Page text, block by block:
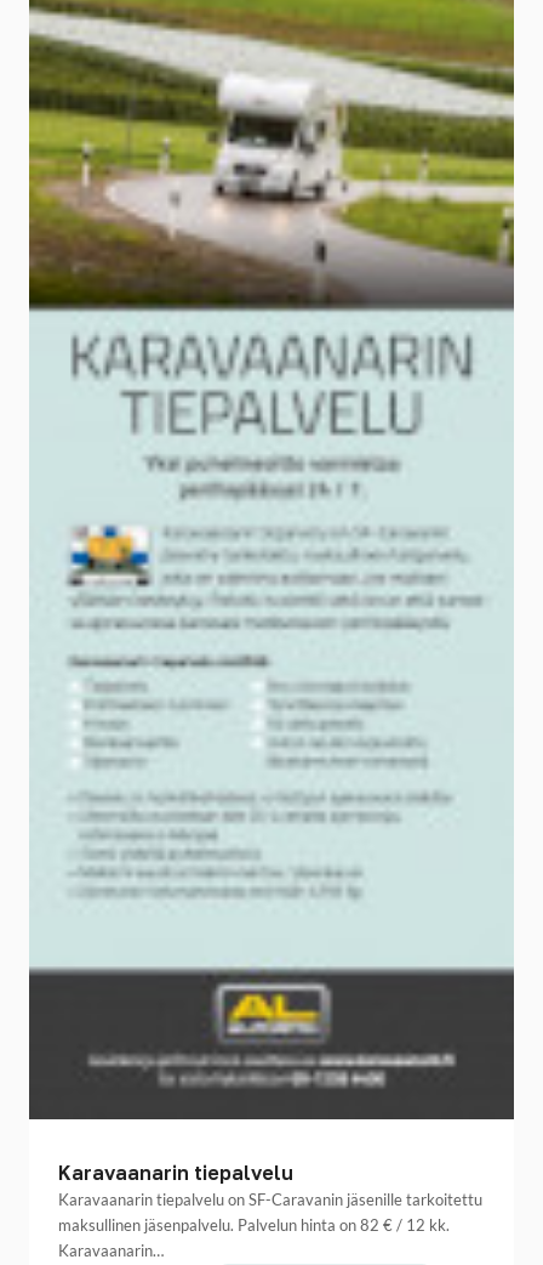
Karavaanarin tiepalvelu
Karavaanarin tiepalvelu on SF-Caravanin jäsenille tarkoitettu
maksullinen jäsenpalvelu. Palvelun hinta on 82 € / 12 kk.
Karavaanarin…